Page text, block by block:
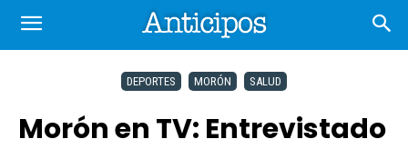
DEPORTES MORÓN SALUD
Morón en TV: Entrevistado